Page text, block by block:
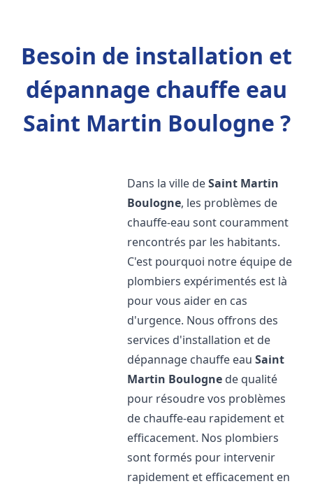
Besoin de installation et
dépannage chauffe eau
Saint Martin Boulogne ?
Dans la ville deSaint Martin
Boulogne, les problèmes de
chauffe-eau sont couramment
rencontrés par les habitants.
C'est pourquoi notre équipe de
plombiers expérimentés est là
pour vous aider en cas
d'urgence. Nous offrons des
services d'installation et de
dépannage chauffe eauSaint
Martin Boulogne de qualité
pour résoudre vos problèmes
de chauffe-eau rapidement et
efficacement. Nos plombiers
sont formés pour intervenir
rapidement et efficacement en